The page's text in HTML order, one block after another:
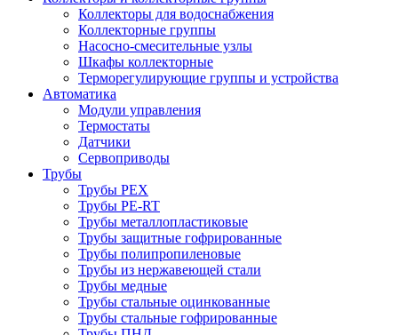
Коллекторы для водоснабжения
Коллекторные группы
Насосно-смесительные узлы
Шкафы коллекторные
Терморегулирующие группы и устройства
Автоматика
Модули управления
Термостаты
Датчики
Сервоприводы
Трубы
Трубы PEX
Трубы PE-RT
Трубы металлопластиковые
Трубы защитные гофрированные
Трубы полипропиленовые
Трубы из нержавеющей стали
Трубы медные
Трубы стальные оцинкованные
Трубы стальные гофрированные